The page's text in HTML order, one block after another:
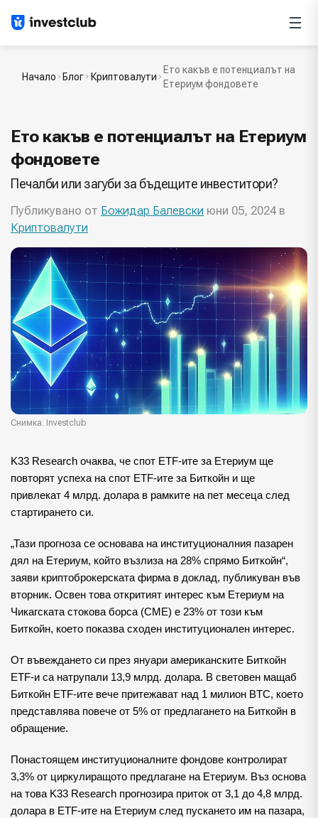
Начало Блог Криптовалути
Ето какъв е потенциалът на
Етериум фондовете
Ето какъв е потенциалът на Етериум
фондовете
Печалби или загуби за бъдещите инвеститори?
Публикувано от Божидар Балевски юни 05, 2024 в
Криптовалути
Снимка: Investclub
K33 Research очаква, че спот ETF-ите за Етериум ще
повторят успеха на спот ETF-ите за Биткойн и ще
привлекат 4 млрд. долара в рамките на пет месеца след
стартирането си.
„Тази прогноза се основава на институционалния пазарен
дял на Етериум, който възлиза на 28% спрямо Биткойн“,
заяви криптоброкерската фирма в доклад, публикуван във
вторник. Освен това откритият интерес към Етериум на
Чикагската стокова борса (CME) е 23% от този към
Биткойн, което показва сходен институционален интерес.
От въвеждането си през януари американските Биткойн
ETF-и са натрупали 13,9 млрд. долара. В световен мащаб
Биткойн ETF-ите вече притежават над 1 милион BTC, което
представлява повече от 5% от предлагането на Биткойн в
обращение.
Понастоящем институционалните фондове контролират
3,3% от циркулиращото предлагане на Етериум. Въз основа
на това K33 Research прогнозира приток от 3,1 до 4,8 млрд.
долара в ETF-ите на Етериум след пускането им на пазара,